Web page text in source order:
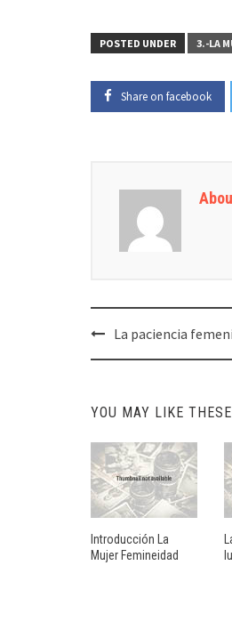
POSTED UNDER 3.-LA
Share on facebook
Post
navigation
La paciencia
YOU MAY LIKE
Introducción La
Mujer Femineidad